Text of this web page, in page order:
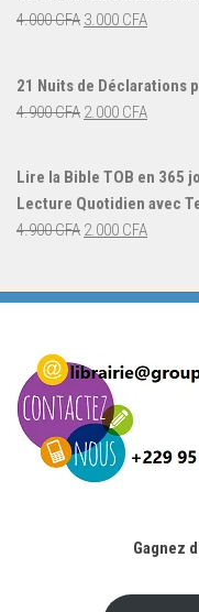
était :
4.000CFA Le
4.000 CFA.
3.000 CFALe
3.000
21 Nuits de Déclarations
4.900CFA Le
4.900 CFA.
2.000 CFA
Lire la Bible TOB en 365
Lecture Quotidien avec
4.900CFA Le
était :
2.000 CFALe
est :
Gagnez